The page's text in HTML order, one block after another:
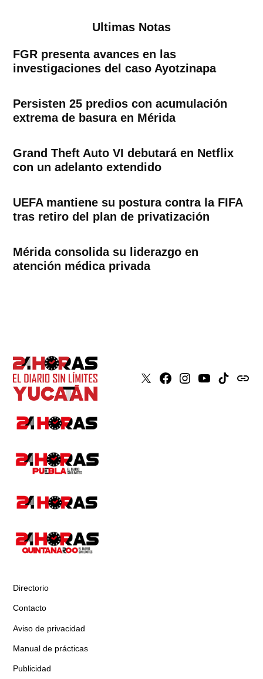
Ultimas Notas
FGR presenta avances en las
investigaciones del caso Ayotzinapa
Persisten 25 predios con acumulación
extrema de basura en Mérida
Grand Theft Auto VI debutará en Netflix
con un adelanto extendido
UEFA mantiene su postura contra la FIFA
tras retiro del plan de privatización
Mérida consolida su liderazgo en
atención médica privada
X Faceboook
Instagram
YoutubeTiktokissuu
Directorio
Contacto
Aviso de privacidad
Manual de prácticas
Publicidad